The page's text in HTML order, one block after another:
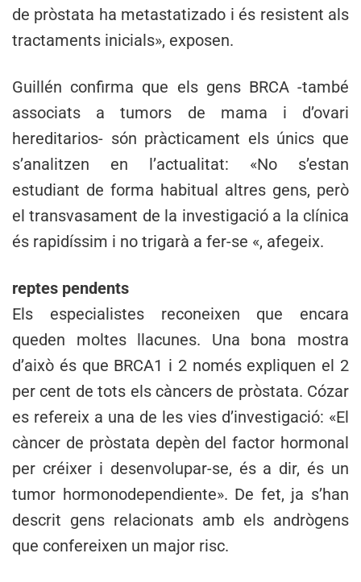
de pròstata ha metastatizado i és resistent als
tractaments inicials», exposen.
Guillén confirma que els gens BRCA -també
associats a tumors de mama i d’ovari
hereditarios- són pràcticament els únics que
s’analitzen en l’actualitat: «No s’estan
estudiant de forma habitual altres gens, però
el transvasament de la investigació a la clínica
és rapidíssim i no trigarà a fer-se «, afegeix.
reptes pendents
Els especialistes reconeixen que encara
queden moltes llacunes. Una bona mostra
d’això és que BRCA1 i 2 només expliquen el 2
per cent de tots els càncers de pròstata. Cózar
es refereix a una de les vies d’investigació: «El
càncer de pròstata depèn del factor hormonal
per créixer i desenvolupar-se, és a dir, és un
tumor hormonodependiente». De fet, ja s’han
descrit gens relacionats amb els andrògens
que confereixen un major risc.